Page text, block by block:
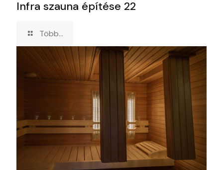
Infra szauna építése 22
Több...